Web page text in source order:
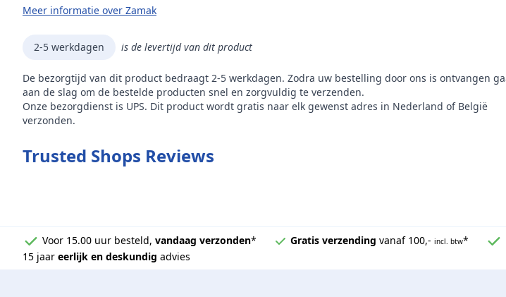
Meer informatie over Zamak
2-5 werkdagen is de levertijd van dit product
De bezorgtijd van dit product bedraagt 2-5 werkdagen. Zodra uw bestelling door ons is ontvangen
aan de slag om de bestelde producten snel en zorgvuldig te verzenden.
Onze bezorgdienst is UPS. Dit product wordt gratis naar elk gewenst adres in Nederland of België
verzonden.
Trusted Shops Reviews
Voor 15.00 uur besteld, vandaag verzonden* Gratis verzending vanaf 100,- incl. btw*
15 jaar eerlijk en deskundig advies